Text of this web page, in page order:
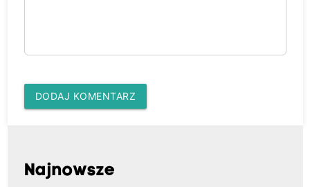
DODAJ KOMENTARZ
Najnowsze